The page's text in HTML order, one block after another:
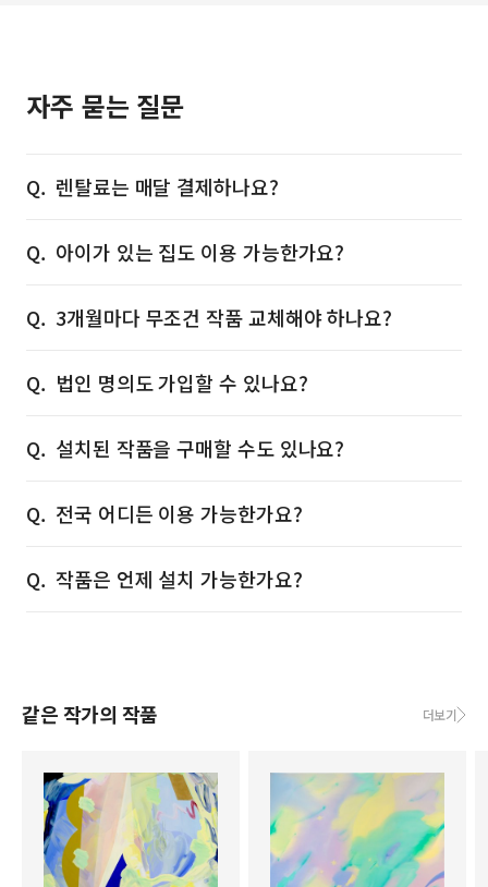
자주 묻는 질문
렌탈료는 매달 결제하나요?
아이가 있는 집도 이용 가능한가요?
3개월마다 무조건 작품 교체해야 하나요?
법인 명의도 가입할 수 있나요?
설치된 작품을 구매할 수도 있나요?
전국 어디든 이용 가능한가요?
작품은 언제 설치 가능한가요?
같은 작가의 작품 더보기